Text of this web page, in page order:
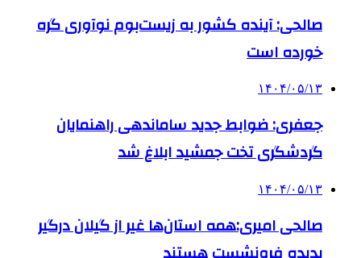
صالحی: آینده کشور به زیست‌بوم نوآوری گره
خورده است
۱۴۰۴/۰۵/۱۳
جعفری: ضوابط جدید ساماندهی راهنمایان
گردشگری تخت جمشید ابلاغ شد
۱۴۰۴/۰۵/۱۳
صالحی امیری:همه استان‌ها غیر از گیلان درگیر